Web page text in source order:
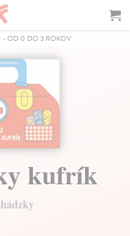
- OD 0 DO 3 ROKOV
kufrík